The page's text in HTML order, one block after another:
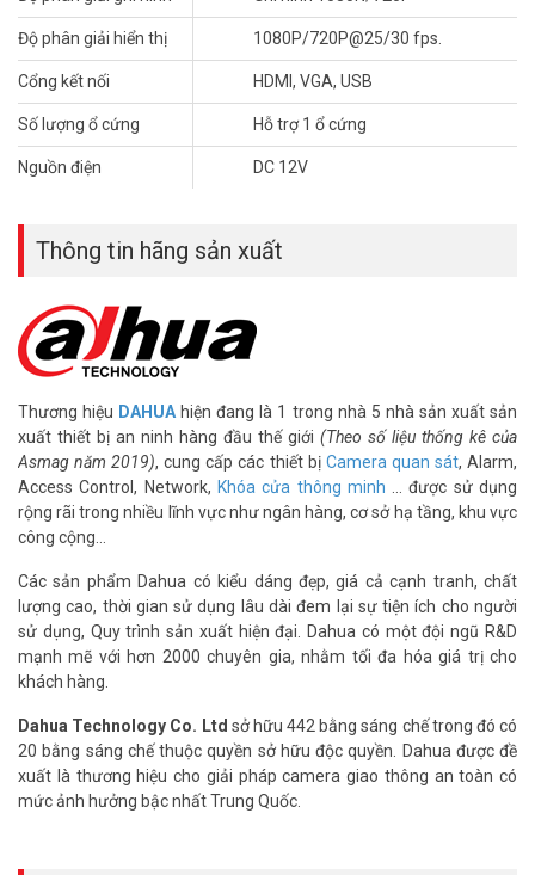
vấn bán hàng chuyên nghiệp sẽ mang tới cho quý khách những giải
pháp tối ưu nhất.
*** Xem thêm: Tủ rack đựng đầu ghi Onecam có gì nổi bật?
Thông số kỹ thuật đầu ghi HDCVI 8 kênh
DAHUA DH-XVR1B08-I
– Hỗ trợ chuẩn nén AI-Coding.
– Hỗ trợ tối đa 4 kênh SMD Plus (analog).
– Chuẩn nén hình ảnh H265+/H265 với hai luồng dữ liệu, độ phân
– Hỗ trợ ghi hình camera độ phân giải 1080N/720P(1 fps – 25 fps),
960H/D1/CIF (1 fps–25/30 fps), cổng ra tín hiệu video đồng thời
HDMI/VGA.
– Hỗ trợ kết nối nhiều nhãn hiệu camera IP(8+2), hỗ trợ lên đến
camera 6MP với chuẩn tương tích Onvif 16.12.
– Hỗ trợ 1 ổ cứng tối đa 6TB.
– Hỗ trợ 2 cổng usb 2.0, 1 cổng mạng RJ45(100Mbps), hỗ trợ điều
kiển quay quét 3D thông minh với giao thức Dahua.
– Hỗ trợ xem lại và trực tiếp qua mạng máy tính thiết bị di động.
– Hỗ trợ cấu hình thông minh qua P2P.
– Hỗ trợ 1 cổng audio vào ra hỗ trợ đàm thoại hai chiều, quản lý
đồng thời 128 tài khoản kết nối.
– Hỗ trợ truyền tải âm thanh, báo động qua cáp đồng trục.
– Thiết kế nút reset cứng trên mainboard.
– Sản xuất tại Trung Quốc.
>>> Xem thêm:Đầu ghi camerachính hãng, chất lượng tốt,
giá rẻ.
Đặt mua hàng Online ngay hôm nay để được hỗ trợ giá tốt nhất.
Độ phân giải hiển thị 1080P/720P@25/30 fps.
Cổng kết nối HDMI, VGA, USB
Số lượng ổ cứng Hỗ trợ 1 ổ cứng
Nguồn điện DC 12V
Thông tin hãng sản xuất
Thương hiệu DAHUA hiện đang là 1 trong nhà 5 nhà sản xuất sản
xuất thiết bị an ninh hàng đầu thế giới (Theo số liệu thống kê của
Asmag năm 2019), cung cấp các thiết bị Camera quan sát, Alarm,
Access Control, Network, Khóa cửa thông minh … được sử dụng
rộng rãi trong nhiều lĩnh vực như ngân hàng, cơ sở hạ tầng, khu vực
công cộng…
Các sản phẩm Dahua có kiểu dáng đẹp, giá cả cạnh tranh, chất
lượng cao, thời gian sử dụng lâu dài đem lại sự tiện ích cho người
sử dụng, Quy trình sản xuất hiện đại. Dahua có một đội ngũ R&D
mạnh mẽ với hơn 2000 chuyên gia, nhằm tối đa hóa giá trị cho
khách hàng.
Dahua Technology Co. Ltd sở hữu 442 bằng sáng chế trong đó có
20 bằng sáng chế thuộc quyền sở hữu độc quyền. Dahua được đề
xuất là thương hiệu cho giải pháp camera giao thông an toàn có
mức ảnh hưởng bậc nhất Trung Quốc.